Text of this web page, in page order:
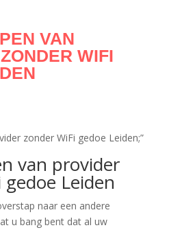
VAN
WIFI
zonder WiFi gedoe Leiden;”
van provider
Leiden
naar een andere
u bang bent dat al uw